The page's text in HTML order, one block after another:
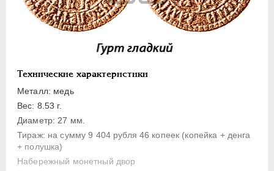
Технические характеристики
Металл: медь
Вес: 8.53 г.
Диаметр: 27 мм.
Тираж: на сумму 9 404 рубля 46 копеек (копейка + денга
+ полушка)
Набережный монетный двор
Монетовидные жетоны
ЕКАТЕРИНА I 1725-1727
1727-1729
АННА ИОАННОВНА
ИОАНН АНТОНОВИЧ
ЕЛИЗАВЕТА
ПЕТР III 1762-1762
ЕКАТЕРИНА II 1762-1796
ПАВЕЛ I
1796-1801